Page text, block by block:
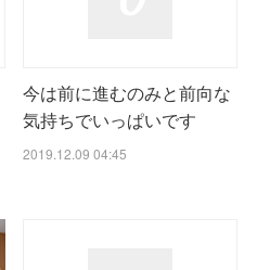
今は前に進むのみと前向な
気持ちでいっぱいです
2019.12.09 04:45